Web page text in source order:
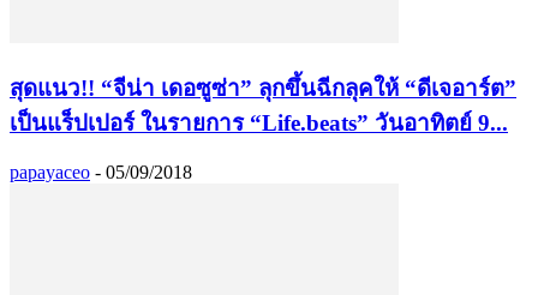
สุดแนว!! “จีน่า เดอซูซ่า” ลุกขึ้นฉีกลุคให้ “ดีเจอาร์ต”
เป็นแร็ปเปอร์ ในรายการ “Life.beats” วันอาทิตย์ 9...
papayaceo - 05/09/2018